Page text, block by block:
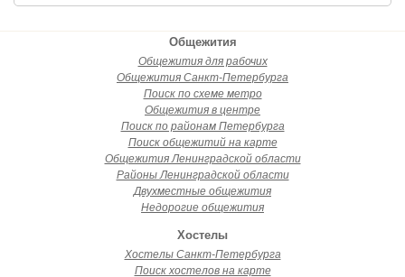
Общежития
Общежития для рабочих
Общежития Санкт-Петербурга
Поиск по схеме метро
Общежития в центре
Поиск по районам Петербурга
Поиск общежитий на карте
Общежития Ленинградской области
Районы Ленинградской области
Двухместные общежития
Недорогие общежития
Хостелы
Хостелы Санкт-Петербурга
Поиск хостелов на карте